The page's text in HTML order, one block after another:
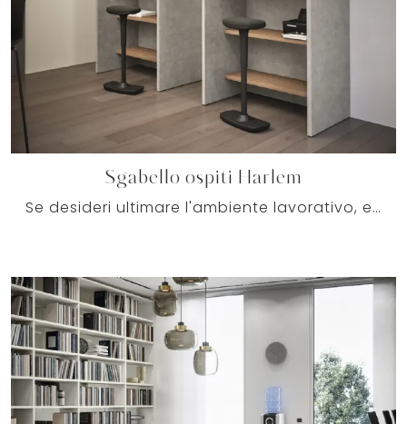
Sgabello ospiti Harlem
Se desideri ultimare l'ambiente lavorativo, eccoti il modello Sgabello ospiti Harlem di Cinquanta3 tra differenti soluzioni di sedie ospiti e attesa.